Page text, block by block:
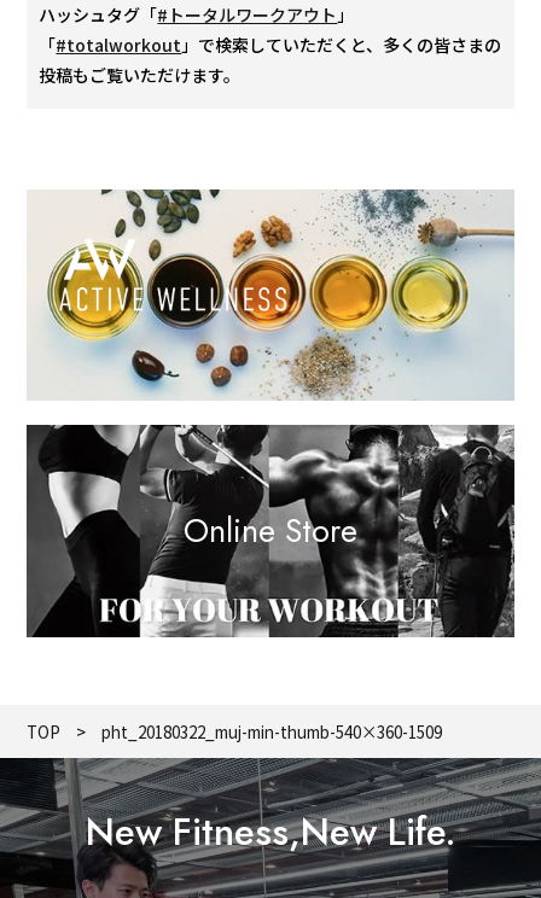
ハッシュタグ「#トータルワークアウト 」
「#totalworkout 」で検索していただくと、多くの皆さまの
投稿もご覧いただけます。
Online Store
TOP pht_20180322_muj-min-thumb-540×360-1509
New Fitness,New Life.